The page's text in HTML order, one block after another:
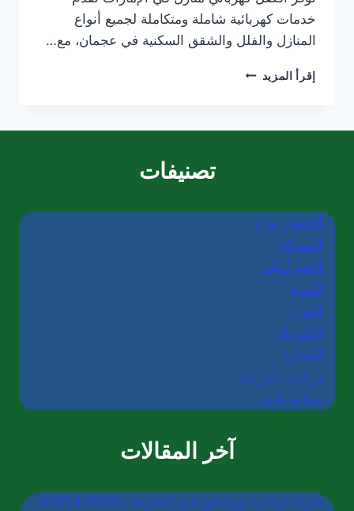
خدمات كهربائية شاملة ومتكاملة لجميع أنواع
المنازل والفلل والشقق السكنية في عجمان، مع…
إقرأ المزيد كهربائي
تصنيفات
الجبس بورد
السباكة
السيراميك
الصبغ
العزل
الكهرباء
النجارة
تركيب الباركية
صيانة عامة
آخر المقالات
شركة تركيب بورسلين في الشارقة |0565405680